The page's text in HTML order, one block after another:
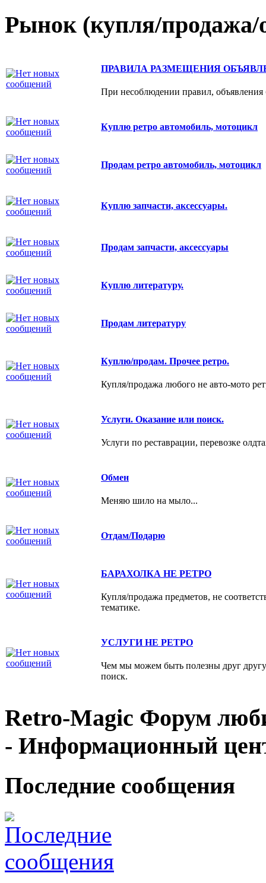
Рынок (купля/продажа/
ПРАВИЛА РАЗМЕЩЕНИЯ
При несоблюдении правил, объявления
Куплю ретро автомобиль, мотоцикл
Продам ретро автомобиль, мотоцикл
Куплю запчасти, аксессуары.
Продам запчасти, аксессуары
Куплю литературу.
Продам литературу
Куплю/продам. Прочее ретро.
Купля/продажа любого не авто-мото
Услуги. Оказание или поиск.
Услуги по реставрации, перевозке
Обмен
Меняю шило на мыло...
Отдам/Подарю
БАРАХОЛКА НЕ РЕТРО
Купля/продажа предметов, не
тематике.
УСЛУГИ НЕ РЕТРО
Чем мы можем быть полезны друг
поиск.
Retro-Magic Форум
- Информационный
Последние сообщения